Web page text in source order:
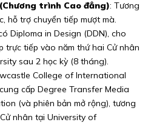
trình Cao đẳng): Tương
hỗ trợ chuyển tiếp mượt mà.
Diploma in Design (DDN), cho
trực tiếp vào năm thứ hai Cử nhân
sau 2 học kỳ (8 tháng).
College of International
cấp Degree Transfer Media
(và phiên bản mở rộng), tương
nhân tại University of